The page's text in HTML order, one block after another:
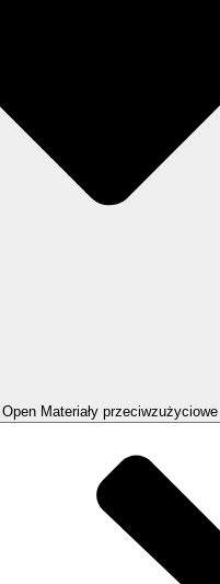
Open Materiały przeciwzużyciowe